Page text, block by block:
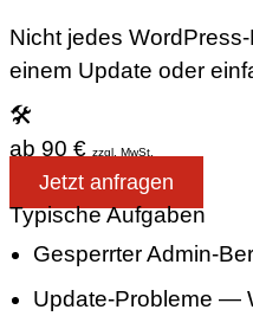
Nicht jedes
einem Update oder
🛠
ab 90 € zzgl. MwSt.
Jetzt anfragen
Typische Aufgaben
Gesperrter Admin-
Update-Probleme —